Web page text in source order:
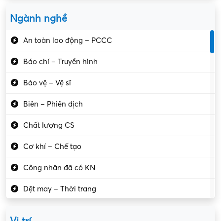
Ngành nghề
An toàn lao động – PCCC
Báo chí – Truyền hình
Bảo vệ – Vệ sĩ
Biên – Phiên dịch
Chất lượng CS
Cơ khí – Chế tạo
Công nhân đã có KN
Dệt may – Thời trang